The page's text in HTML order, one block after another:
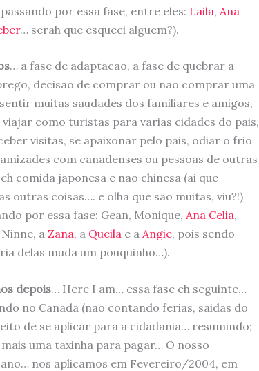
por essa fase, entre eles: Laila, Ana
… serah que esqueci alguem?).
… a fase de adaptacao, a fase de quebrar a
decisao de comprar ou nao comprar uma
muitas saudades dos familiares e amigos,
como turistas para varias cidades do pais,
visitas, se apaixonar pelo pais, odiar o frio
com canadenses ou pessoas de outras
comida japonesa e nao chinesa (ai que
outras coisas…. e olha que sao muitas, viu?!)
por essa fase: Gean, Monique, Ana Celia,
a Zana, a Queilae a Angie, pois sendo
delas muda um pouquinho…).
depois… Here I am… essa fase eh seguinte…
no Canada (nao contando ferias, saidas do
de se aplicar para a cidadania… resumindo;
uma taxinha para pagar… O nosso
nos aplicamos em Fevereiro/2004, em